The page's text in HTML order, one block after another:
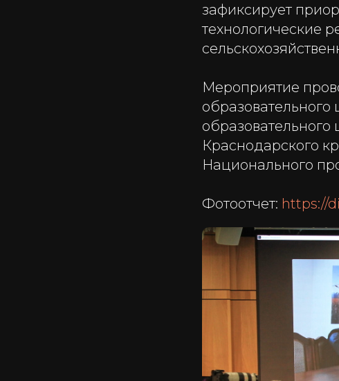
зафиксирует
технологические
Мероприятие
Краснодарского
Национального
Фотоотчет: https://